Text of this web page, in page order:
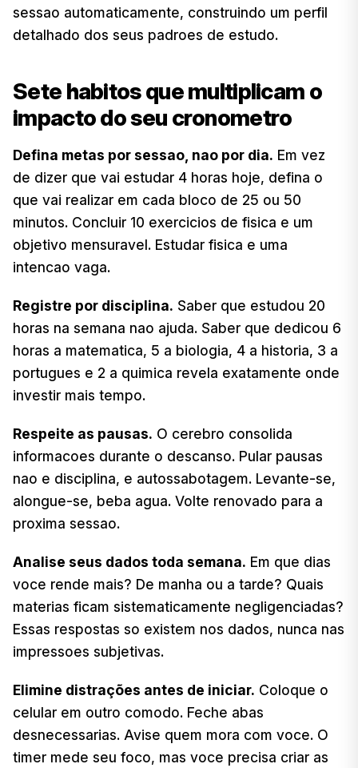
sessao automaticamente, construindo um perfil
detalhado dos seus padroes de estudo.
Sete habitos que multiplicam o
impacto do seu cronometro
Defina metas por sessao, nao por dia. Em vez
de dizer que vai estudar 4 horas hoje, defina o
que vai realizar em cada bloco de 25 ou 50
minutos. Concluir 10 exercicios de fisica e um
objetivo mensuravel. Estudar fisica e uma
intencao vaga.
Registre por disciplina. Saber que estudou 20
horas na semana nao ajuda. Saber que dedicou 6
horas a matematica, 5 a biologia, 4 a historia, 3 a
portugues e 2 a quimica revela exatamente onde
investir mais tempo.
Respeite as pausas. O cerebro consolida
informacoes durante o descanso. Pular pausas
nao e disciplina, e autossabotagem. Levante-se,
alongue-se, beba agua. Volte renovado para a
proxima sessao.
Analise seus dados toda semana. Em que dias
voce rende mais? De manha ou a tarde? Quais
materias ficam sistematicamente negligenciadas?
Essas respostas so existem nos dados, nunca nas
impressoes subjetivas.
Elimine distrações antes de iniciar. Coloque o
celular em outro comodo. Feche abas
desnecessarias. Avise quem mora com voce. O
timer mede seu foco, mas voce precisa criar as